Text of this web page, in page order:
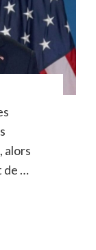
alors
de …